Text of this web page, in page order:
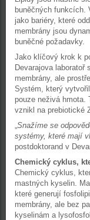
buněčných funkcích.
jako bariéry, které
membrány jsou
buněčné požadavky.
Jako klíčový krok k
Devarajova
membrány, ale
Systém, který
pouze neživá hmota.
vznikl na prebiotické
„Snažíme se
systémy, které mají
postdoktorand v
Chemický cyklus,
Chemický cyklus,
mastných kyselin.
které generují
membrány, ale bez
kyselinám a